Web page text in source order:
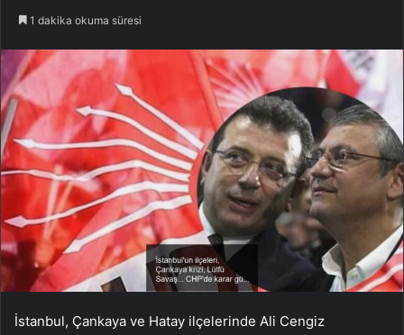
1 dakika okuma süresi
İstanbul, Çankaya ve Hatay ilçelerinde Ali Cengiz